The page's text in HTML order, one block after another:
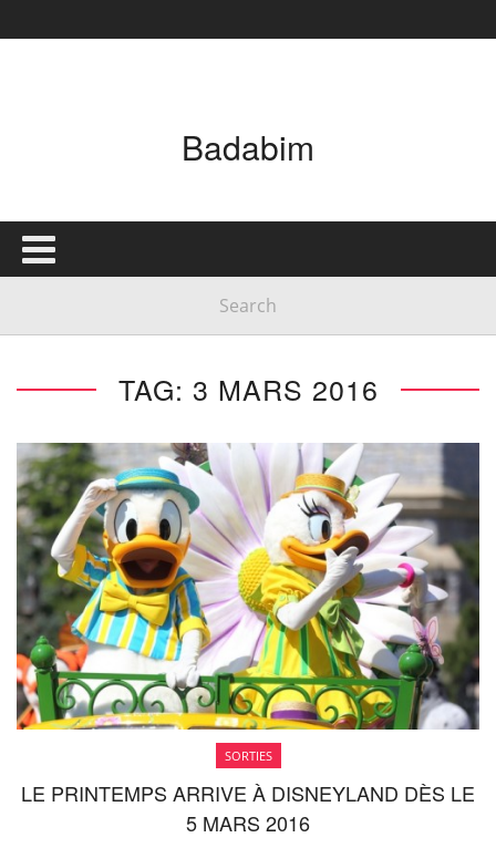
Badabim
TAG: 3 MARS 2016
SORTIES
LE PRINTEMPS ARRIVE À DISNEYLAND DÈS LE
5 MARS 2016